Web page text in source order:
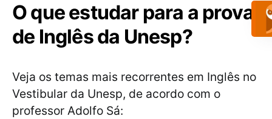
O que estudar para a prova
de Inglês da Unesp?
Veja os temas mais recorrentes em Inglês no
Vestibular da Unesp, de acordo com o
professor Adolfo Sá: